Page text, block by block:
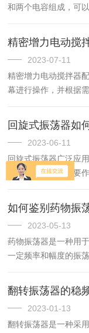
和两个电容组成，可
很多种，如并联谐振
精密增力电动搅
2023-07-11
精密增力电动搅拌器
幕进行操作，并根据
松完成各种不同的烹
了...
回旋式振荡器如
2023-06-11
回旋式振荡器广泛应
验室设备，它的主要
采取一系列的措施。
振...
如何鉴别药物振
2023-05-13
药物振荡器是一种用
一定频率和幅度的振
确性和可靠性。下面
荡...
翻转振荡器的稳
2023-01-13
翻转振荡器是一种采